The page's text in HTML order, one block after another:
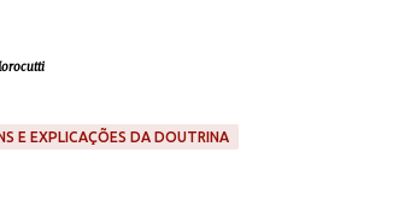
E EXPLICAÇÕES DA DOUTRINA